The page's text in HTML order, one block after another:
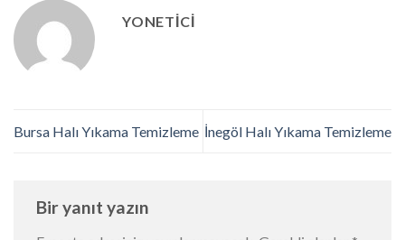
YONETICI
Bursa Halı Yıkama Temizleme İnegöl Halı Yıkama Temizleme
Bir yanıt yazın